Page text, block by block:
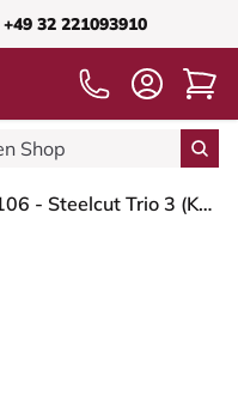
+49 32 221093910
HÅG Capisco 8106 - Steelcut Trio 3 (Kvadrat) - Wolle / Polyamid - STT383 - Charcoal - Silber - 265 mm (Sitzhöhe 53-79cm) - Bodengleiter